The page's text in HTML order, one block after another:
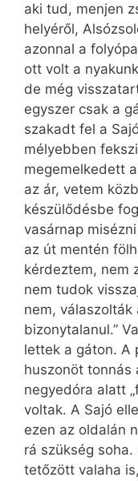
aki tud, menjen
helyéről,
azonnal a
ott volt a
de még
egyszer csak a
szakadt fel a
mélyebben
megemelkedett
az ár, vetem
készülődésbe
vasárnap
az út mentén
kérdeztem, nem
nem tudok
nem, válaszolták
bizonytalanul.”
lettek a gáton. A
huszonöt tonnás
negyedóra alatt
voltak. A Sajó
ezen az oldalán
rá szükség
tetőzött valaha